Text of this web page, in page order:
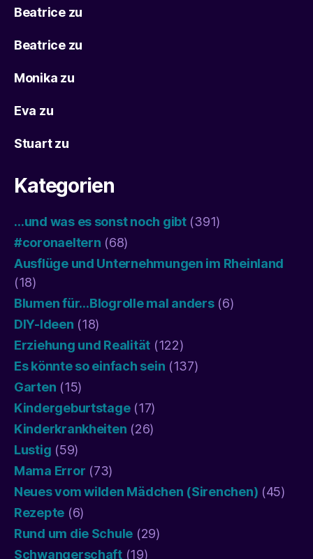
Beatricezu
Beatricezu
Monika zu
Eva zu
Stuartzu
Kategorien
…und was es sonst noch gibt(391)
#coronaeltern (68)
Ausflüge und Unternehmungen im Rheinland
(18)
Blumen für…Blogrolle mal anders(6)
DIY-Ideen (18)
Erziehung und Realität (122)
Es könnte so einfach sein (137)
Garten (15)
Kindergeburtstage(17)
Kinderkrankheiten (26)
Lustig (59)
Mama Error (73)
Neues vom wilden Mädchen (Sirenchen) (45)
Rezepte (6)
Rund um die Schule (29)
Schwangerschaft(19)